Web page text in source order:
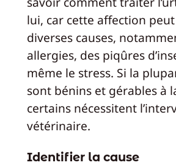
lui, car cette affection
diverses causes,
allergies, des piqûres
même le stress. Si la
sont bénins et gérables à
certains nécessitent
vétérinaire.
Identifier la cause